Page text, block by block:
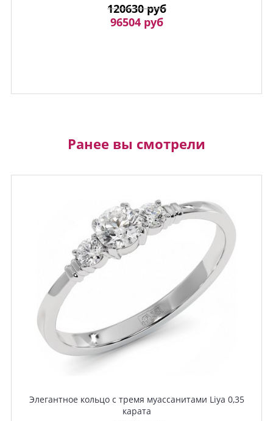
120630 руб
96504 руб
Ранее вы смотрели
Элегантное кольцо с тремя муассанитами Liya 0,35
карата